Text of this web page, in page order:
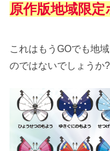
原作版地域限
これはもうGOでも地
のではないでしょうか?